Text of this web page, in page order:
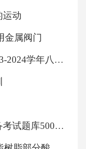
）
近地点的动能
的动能；它从
运动
金属阀门
广东省深圳市罗湖区2023-2024学年八年级下学期期末考试英语试题
（新版）驾照科目一必备考试题库500题（含答案）